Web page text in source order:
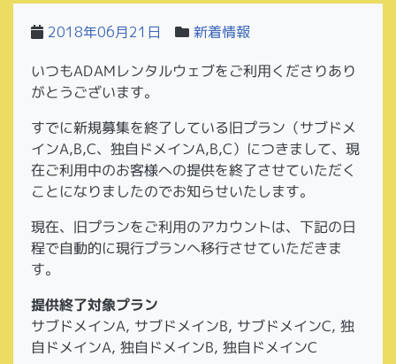
2018年06月21日 新着情報
いつもADAMレンタルウェブをご利用くださりあり
がとうございます。
すでに新規募集を終了している旧プラン（サブドメ
インA,B,C、独自ドメインA,B,C）につきまして、現
在ご利用中のお客様への提供を終了させていただく
ことになりましたのでお知らせいたします。
現在、旧プランをご利用のアカウントは、下記の日
程で自動的に現行プランへ移行させていただきま
す。
提供終了対象プラン
サブドメインA, サブドメインB, サブドメインC, 独
自ドメインA, 独自ドメインB, 独自ドメインC